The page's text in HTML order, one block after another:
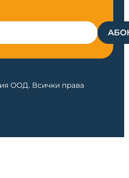
ООД. Всички права